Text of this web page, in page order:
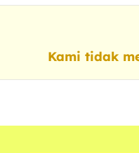
Kami tidak